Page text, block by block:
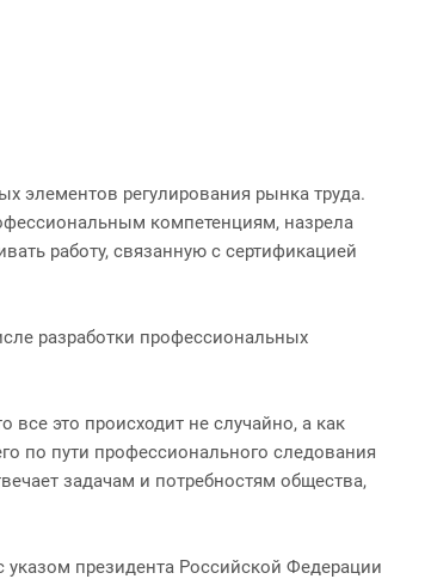
элементов регулирования рынка труда.
компетенциям, назрела
работу, связанную с сертификацией
разработки профессиональных
это происходит не случайно, а как
по пути профессионального следования
задачам и потребностям общества,
президента Российской Федерации